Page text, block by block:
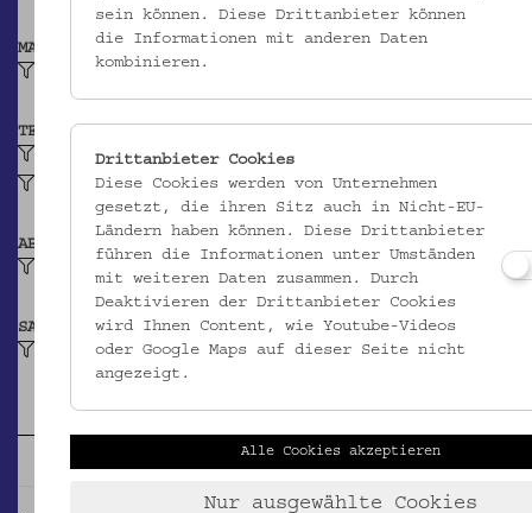
MATERIAL
TECHNIK
Buchdruck
Holzschnitt
ABBILDUNG
SAMMLUNG
Gedrucktes: Hauspostille von Martin Luther
sein können. Diese Drittanbieter können
die Informationen mit anderen Daten
kombinieren.
Drittanbieter Cookies
Diese Cookies werden von Unternehmen
gesetzt, die ihren Sitz auch in Nicht-EU-
Ländern haben können. Diese Drittanbieter
führen die Informationen unter Umständen
mit weiteren Daten zusammen. Durch
Deaktivieren der Drittanbieter Cookies
wird Ihnen Content, wie Youtube-Videos
oder Google Maps auf dieser Seite nicht
angezeigt.
Alle Cookies akzeptieren
Nur ausgewählte Cookies